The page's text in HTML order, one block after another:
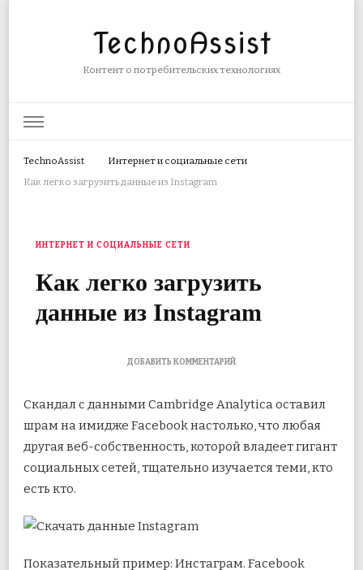
TechnoAssist
Контент о потребительских технологиях
TechnoAssist
Интернет и социальные сети
Как легко загрузить данные из Instagram
ИНТЕРНЕТ И СОЦИАЛЬНЫЕ СЕТИ
Как легко загрузить
данные из Instagram
ДОБАВИТЬ КОММЕНТАРИЙК
ЛЕГКО
ДАННЫЕ
ИЗ
Скандал с данными Cambridge Analytica оставил
шрам на имидже Facebook настолько, что любая
другая веб-собственность, которой владеет гигант
социальных сетей, тщательно изучается теми, кто
есть кто.
Показательный пример: Инстаграм. Facebook